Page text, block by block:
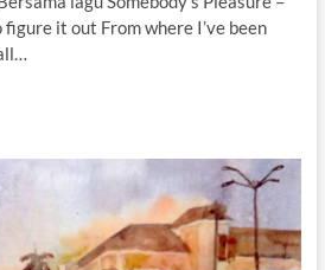
it out From where I’ve been